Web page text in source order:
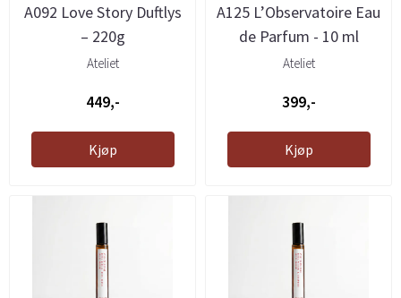
A092 Love Story Duftlys
– 220g
Ateliet
449,-
Kjøp
A125 L’Observatoire Eau
de Parfum - 10 ml
Ateliet
399,-
Kjøp